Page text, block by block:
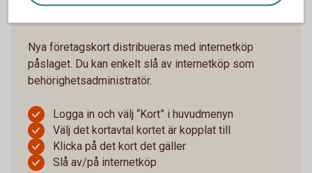
Slå av eller på internetköp
Nya företagskort distribueras med internetköp
påslaget. Du kan enkelt slå av internetköp som
behörighetsadministratör.
Logga in och välj “Kort” i huvudmenyn
Välj det kortavtal kortet är kopplat till
Klicka på det kort det gäller
Slå av/på internetköp